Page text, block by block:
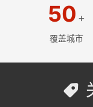
50 +
覆盖城市
